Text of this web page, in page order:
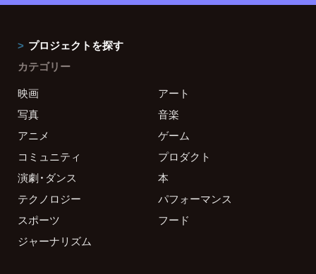
プロジェクトを探す
カテゴリー
映画
アート
写真
音楽
アニメ
ゲーム
コミュニティ
プロダクト
演劇・ダンス
本
テクノロジー
パフォーマンス
スポーツ
フード
ジャーナリズム